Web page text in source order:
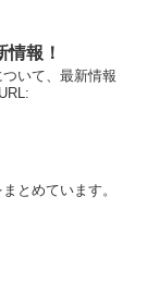
報！
いて、最新情報
とめています。